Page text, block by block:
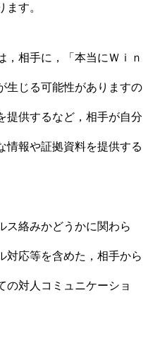
す。
，相手に，「本当にＷｉｎ
生じる可能性がありますの
提供するなど，相手が自分
情報や証拠資料を提供する
ス絡みかどうかに関わら
対応等を含めた，相手から
の対人コミュニケーショ